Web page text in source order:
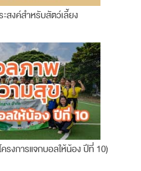
สงค์สำหรับสัตว์เลี้ยง
รงการแจกบอลให้น้อง ปีที่ 10)